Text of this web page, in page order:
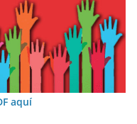
aquí